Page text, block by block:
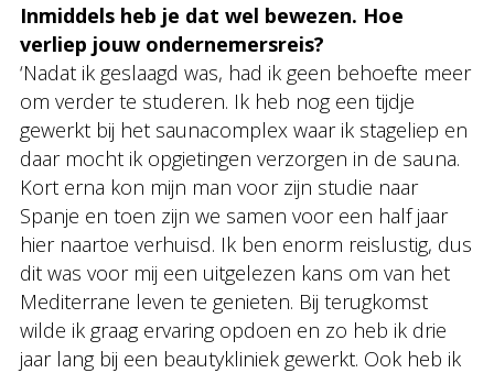
Inmiddels heb je dat wel bewezen. Hoe
verliep jouw ondernemersreis?
‘Nadat ik geslaagd was, had ik geen behoefte meer
om verder te studeren. Ik heb nog een tijdje
gewerkt bij het saunacomplex waar ik stageliep en
daar mocht ik opgietingen verzorgen in de sauna.
Kort erna kon mijn man voor zijn studie naar
Spanje en toen zijn we samen voor een half jaar
hier naartoe verhuisd. Ik ben enorm reislustig, dus
dit was voor mij een uitgelezen kans om van het
Mediterrane leven te genieten. Bij terugkomst
wilde ik graag ervaring opdoen en zo heb ik drie
jaar lang bij een beautykliniek gewerkt. Ook heb ik